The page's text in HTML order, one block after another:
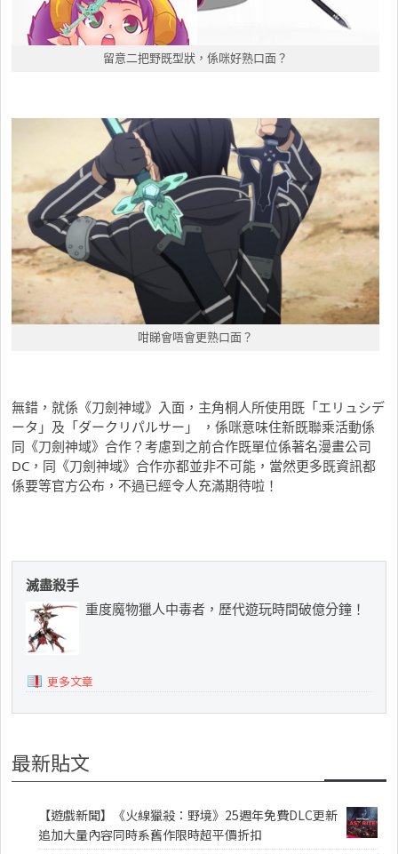
留意二把野既型狀，係咪好熟口面？
咁睇會唔會更熟口面？
無錯，就係《刀劍神域》入面，主角桐人所使用既「エリュシデ
ータ」及「ダークリパルサー」 ，係咪意味住新既聯乘活動係
同《刀劍神域》合作？考慮到之前合作既單位係著名漫畫公司
DC，同《刀劍神域》合作亦都並非不可能，當然更多既資訊都
係要等官方公布，不過已經令人充滿期待啦！
滅盡殺手
重度魔物獵人中毒者，歷代遊玩時間破億分鐘！
更多文章
最新貼文
【遊戲新聞】《火線獵殺：野境》25週年免費DLC更新
追加大量內容同時系舊作限時超平價折扣